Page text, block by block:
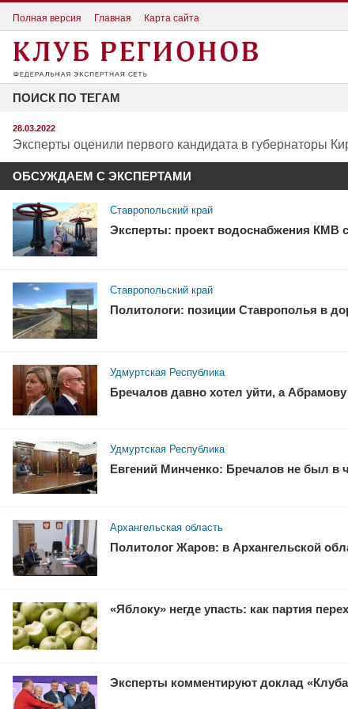
Полная версия Главная Карта сайта
ПОИСК ПО ТЕГАМ
28.03.2022
Эксперты оценили первого кандидата в губернаторы
ОБСУЖДАЕМ С ЭКСПЕРТАМИ
Ставропольский край
Эксперты: проект водоснабжения КМВ
Ставропольский край
Политологи: позиции Ставрополья в
Удмуртская Республика
Бречалов давно хотел уйти, а
Удмуртская Республика
Евгений Минченко: Бречалов не был в
Архангельская область
Политолог Жаров: в Архангельской
«Яблоку» негде упасть: как партия
Эксперты комментируют доклад